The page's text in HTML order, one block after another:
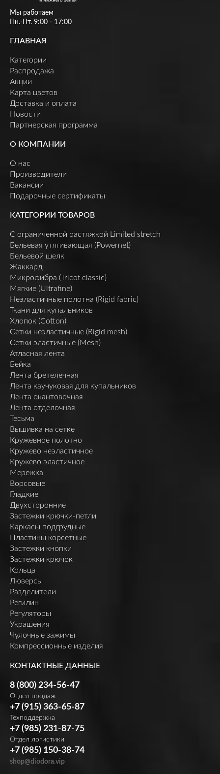
Мы работаем
Пн.-Пт. 9:00 - 17:00
ГЛАВНАЯ
Категории
Распродажа
Акции
Карта цветов
Доставка и оплата
Новости
Партнерская программа
О КОМПАНИИ
О нас
Производители
Вакансии
Подарочные сертификаты
КАТЕГОРИИ ТОВАРОВ
C ограниченной растяжкой Limited stretch
Бельевая утягивающая (Powernet)
Бельевой шелк
Жаккард
Микрофибра (Tricot classic)
Мягкие (Ultrafine)
Неэластичные полотна (Rigid fabric)
Ткани для купальников
Хлопок (Cotton)
Сетки неэластичные (Rigid mesh)
Сетки эластичные (Mesh)
Атласная лента
Бейка
Лента бретелечная
Лента каучуковая для купальников
Лента окантовочная
Лента отделочная
Тесьма
Вышивка на сетке
Кружевное полотно
Кружево неэластичное
Кружево эластичное
Мережка
Ворсовые
Гладкие
Двухсторонние
Застежки крючки-петли
Каркасы подгрудные
Пластины корсетные
Застежки кнопки
Застежки крючок
Кольца
Люверсы
Разделители
Регилин
Регуляторы
Украшения
Чулочные зажимы
Компрессионные изделия
КОНТАКТНЫЕ ДАННЫЕ
8 (800) 234-56-47
Отдел продаж
+7 (915) 363-65-87
Техподдержка
+7 (985) 231-87-75
Отдел логистики
+7 (985) 150-38-74
shop@diodora.vip